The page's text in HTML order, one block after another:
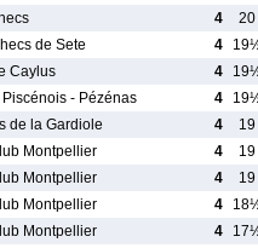
4 20
de Sete 4
Caylus 4
- Pézénas 4
de la Gardiole 4 19
Montpellier 4 19
Montpellier 4 19
Montpellier 4
Montpellier 4